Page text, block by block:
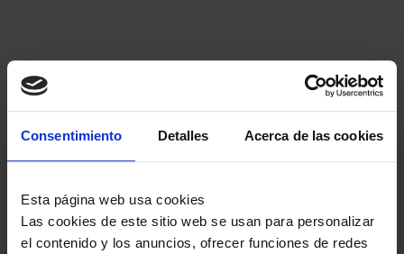
Consentimiento Detalles Acerca de las cookies
Esta página web usa cookies
Las cookies de este sitio web se usan para personalizar
el contenido y los anuncios, ofrecer funciones de redes